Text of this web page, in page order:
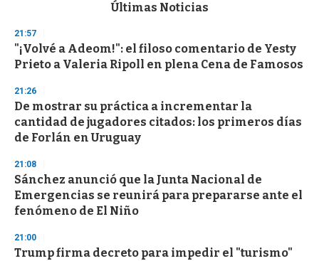
d
s
o
f
3
s
c
o
d
s
Últimas Noticias
21:57
"¡Volvé a Adeom!": el filoso comentario de Yesty
Prieto a Valeria Ripoll en plena Cena de Famosos
21:26
De mostrar su práctica a incrementar la
cantidad de jugadores citados: los primeros días
de Forlán en Uruguay
21:08
Sánchez anunció que la Junta Nacional de
Emergencias se reunirá para prepararse ante el
fenómeno de El Niño
21:00
Trump firma decreto para impedir el "turismo"